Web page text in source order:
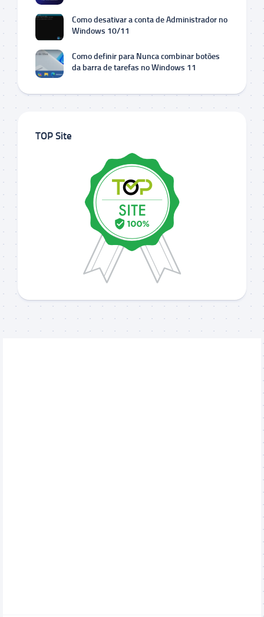
Como desativar a conta de Administrador no
Windows 10/11
Como definir para Nunca combinar botões
da barra de tarefas no Windows 11
TOP Site